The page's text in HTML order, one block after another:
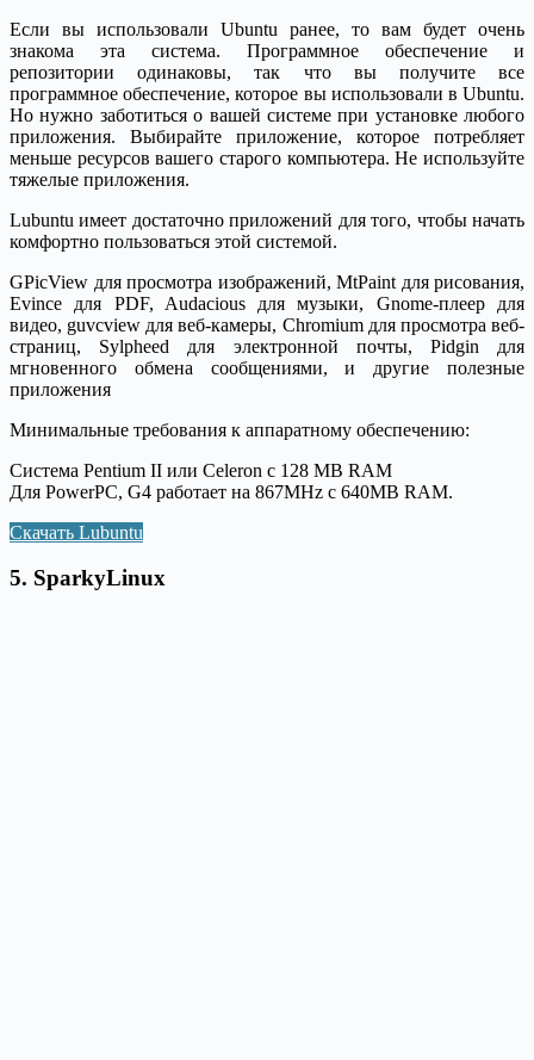
Если вы использовали Ubuntu ранее, то вам будет очень
знакома эта система. Программное обеспечение и
репозитории одинаковы, так что вы получите все
программное обеспечение, которое вы использовали в Ubuntu.
Но нужно заботиться о вашей системе при установке любого
приложения. Выбирайте приложение, которое потребляет
меньше ресурсов вашего старого компьютера. Не используйте
тяжелые приложения.
Lubuntu имеет достаточно приложений для того, чтобы начать
комфортно пользоваться этой системой.
GPicView для просмотра изображений, MtPaint для рисования,
Evince для PDF, Audacious для музыки, Gnome-плеер для
видео, guvcview для веб-камеры, Chromium для просмотра веб-
страниц, Sylpheed для электронной почты, Pidgin для
мгновенного обмена сообщениями, и другие полезные
приложения
Минимальные требования к аппаратному обеспечению:
Система Pentium II или Celeron с 128 MB RAM
Для PowerPC, G4 работает на 867MHz с 640MB RAM.
Скачать Lubuntu
5. SparkyLinux